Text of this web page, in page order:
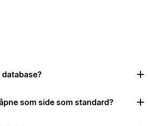
som side som standard?